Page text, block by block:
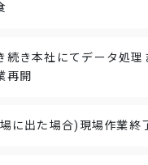
続き本社にてデータ処理
再開
に出た場合)現場作業終